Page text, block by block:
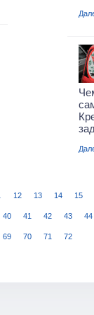
12 13 14 15
40 41 42 43 44
69 70 71 72